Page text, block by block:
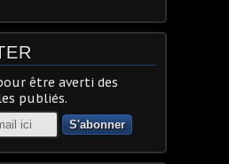
être averti des
publiés.